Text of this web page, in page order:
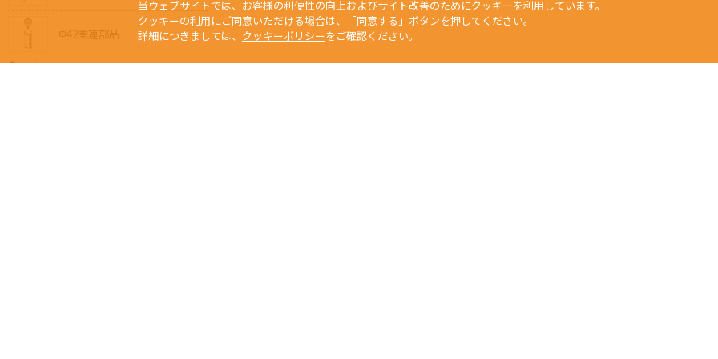
Φ42関連部品
メタルジョイント一覧
当ウェブサイトでは、お客様の利便性の向上およびサイト改善のためにクッキーを利用しています。
クッキーの利用にご同意いただける場合は、「同意する」ボタンを押してください。
詳細につきましては、 クッキーポリシーをご確認ください。